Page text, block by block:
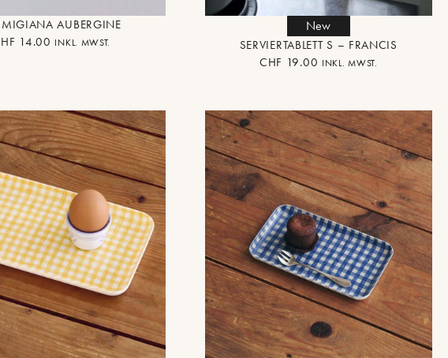
AUBERGINE
14.00 INKL. MWST.
New
SERVIERTABLETT S – FRANCIS
CHF 19.00 INKL. MWST.